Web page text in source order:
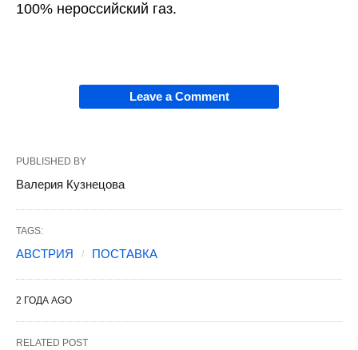
100% нероссийский газ.
Leave a Comment
PUBLISHED BY
Валерия Кузнецова
TAGS:
АВСТРИЯ ПОСТАВКА
2 ГОДА AGO
RELATED POST